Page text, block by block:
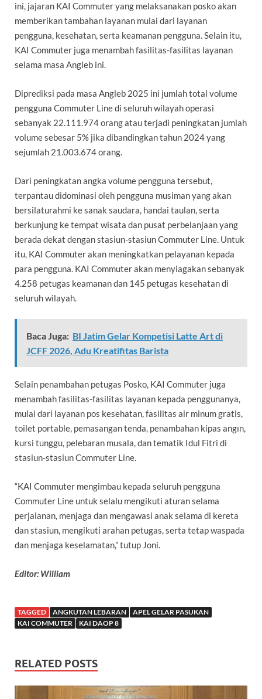
ini, jajaran KAI Commuter yang melaksanakan posko akan
memberikan tambahan layanan mulai dari layanan
pengguna, kesehatan, serta keamanan pengguna. Selain itu,
KAI Commuter juga menambah fasilitas-fasilitas layanan
selama masa Angleb ini.
Diprediksi pada masa Angleb 2025 ini jumlah total volume
pengguna Commuter Line di seluruh wilayah operasi
sebanyak 22.111.974 orang atau terjadi peningkatan jumlah
volume sebesar 5% jika dibandingkan tahun 2024 yang
sejumlah 21.003.674 orang.
Dari peningkatan angka volume pengguna tersebut,
terpantau didominasi oleh pengguna musiman yang akan
bersilaturahmi ke sanak saudara, handai taulan, serta
berkunjung ke tempat wisata dan pusat perbelanjaan yang
berada dekat dengan stasiun-stasiun Commuter Line. Untuk
itu, KAI Commuter akan meningkatkan pelayanan kepada
para pengguna. KAI Commuter akan menyiagakan sebanyak
4.258 petugas keamanan dan 145 petugas kesehatan di
seluruh wilayah.
Baca Juga: BI Jatim Gelar Kompetisi Latte Art di
JCFF 2026, Adu Kreatifitas Barista
Selain penambahan petugas Posko, KAI Commuter juga
menambah fasilitas-fasilitas layanan kepada penggunanya,
mulai dari layanan pos kesehatan, fasilitas air minum gratis,
toilet portable, pemasangan tenda, penambahan kipas angın,
kursi tunggu, pelebaran musala, dan tematik Idul Fitri di
stasiun-stasiun Commuter Line.
“KAI Commuter mengimbau kepada seluruh pengguna
Commuter Line untuk selalu mengikuti aturan selama
perjalanan, menjaga dan mengawasi anak selama di kereta
dan stasiun, mengikuti arahan petugas, serta tetap waspada
dan menjaga keselamatan,” tutup Joni.
Editor: William
TAGGED ANGKUTAN LEBARAN
APEL GELAR PASUKAN
KAI COMMUTER
KAI DAOP 8
RELATED POSTS